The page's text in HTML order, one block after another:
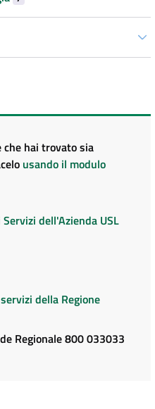
hai trovato sia
usando il modulo
dell'Azienda USL
della Regione
Regionale 800 033033